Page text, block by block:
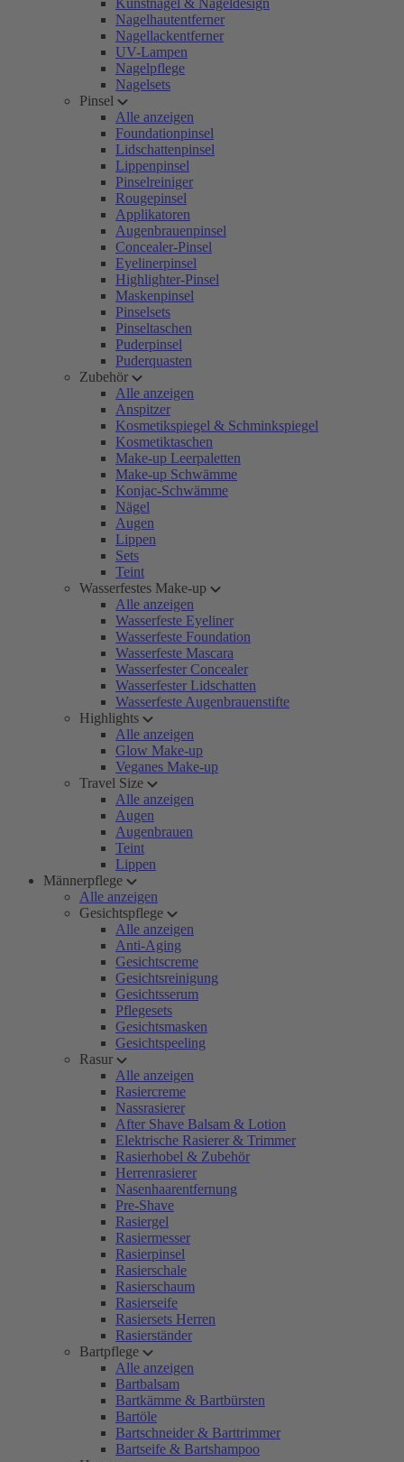
Kunstnägel & Nageldesign
Nagelhautentferner
Nagellackentferner
UV-Lampen
Nagelpflege
Nagelsets
Pinsel
Alle anzeigen
Foundationpinsel
Lidschattenpinsel
Lippenpinsel
Pinselreiniger
Rougepinsel
Applikatoren
Augenbrauenpinsel
Concealer-Pinsel
Eyelinerpinsel
Highlighter-Pinsel
Maskenpinsel
Pinselsets
Pinseltaschen
Puderpinsel
Puderquasten
Zubehör
Alle anzeigen
Anspitzer
Kosmetikspiegel & Schminkspiegel
Kosmetiktaschen
Make-up Leerpaletten
Make-up Schwämme
Konjac-Schwämme
Nägel
Augen
Lippen
Sets
Teint
Wasserfestes Make-up
Alle anzeigen
Wasserfeste Eyeliner
Wasserfeste Foundation
Wasserfeste Mascara
Wasserfester Concealer
Wasserfester Lidschatten
Wasserfeste Augenbrauenstifte
Highlights
Alle anzeigen
Glow Make-up
Veganes Make-up
Travel Size
Alle anzeigen
Augen
Augenbrauen
Teint
Lippen
Männerpflege
Alle anzeigen
Gesichtspflege
Alle anzeigen
Anti-Aging
Gesichtscreme
Gesichtsreinigung
Gesichtsserum
Pflegesets
Gesichtsmasken
Gesichtspeeling
Rasur
Alle anzeigen
Rasiercreme
Nassrasierer
After Shave Balsam & Lotion
Elektrische Rasierer & Trimmer
Rasierhobel & Zubehör
Herrenrasierer
Nasenhaarentfernung
Pre-Shave
Rasiergel
Rasiermesser
Rasierpinsel
Rasierschale
Rasierschaum
Rasierseife
Rasiersets Herren
Rasierständer
Bartpflege
Alle anzeigen
Bartbalsam
Bartkämme & Bartbürsten
Bartöle
Bartschneider & Barttrimmer
Bartseife & Bartshampoo